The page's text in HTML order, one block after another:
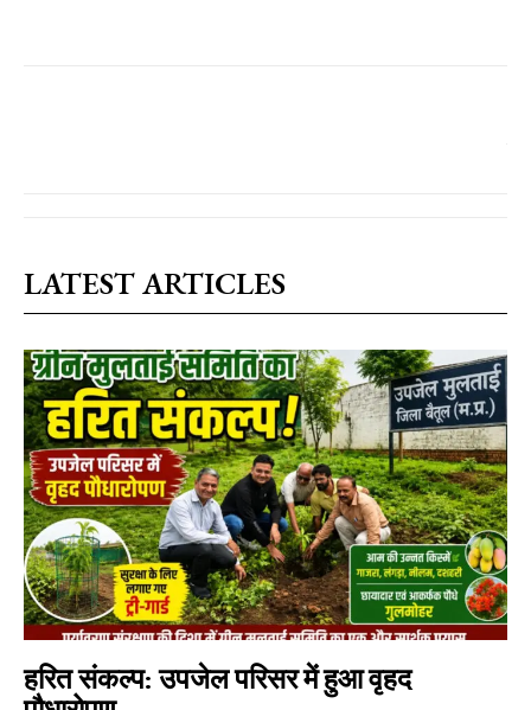
LATEST ARTICLES
हरित संकल्प: उपजेल परिसर में हुआ वृहद